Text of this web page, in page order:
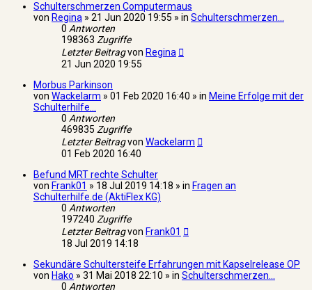
Schulterschmerzen Computermaus
von Regina » 21 Jun 2020 19:55 » in Schulterschmerzen...
0 Antworten
198363 Zugriffe
Letzter Beitragvon Regina
21 Jun 2020 19:55
Morbus Parkinson
von Wackelarm » 01 Feb 2020 16:40 » in Meine Erfolge mit der
Schulterhilfe...
0 Antworten
469835 Zugriffe
Letzter Beitragvon Wackelarm
01 Feb 2020 16:40
Befund MRT rechte Schulter
von Frank01 » 18 Jul 2019 14:18 » in Fragen an
Schulterhilfe.de (AktiFlex KG)
0 Antworten
197240 Zugriffe
Letzter Beitragvon Frank01
18 Jul 2019 14:18
Sekundäre Schultersteife Erfahrungen mit Kapselrelease OP
von Hako » 31 Mai 2018 22:10 » in Schulterschmerzen...
0 Antworten